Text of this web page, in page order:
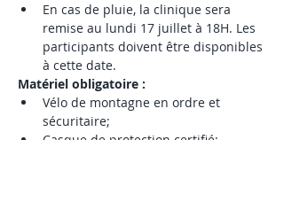
En cas de pluie, la clinique sera
remise au lundi 17 juillet à 18H. Les
participants doivent être disponibles
à cette date.
Matériel obligatoire :
Vélo de montagne en ordre et
sécuritaire;
Casque de protection certifié;